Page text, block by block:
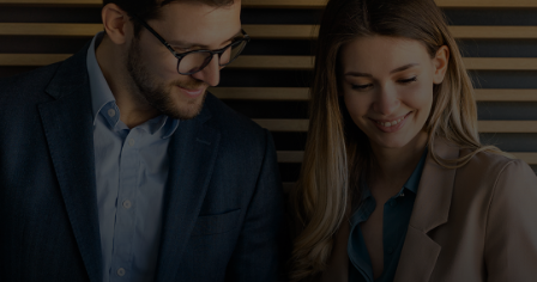
Za inovatore
Novosti i trendovi